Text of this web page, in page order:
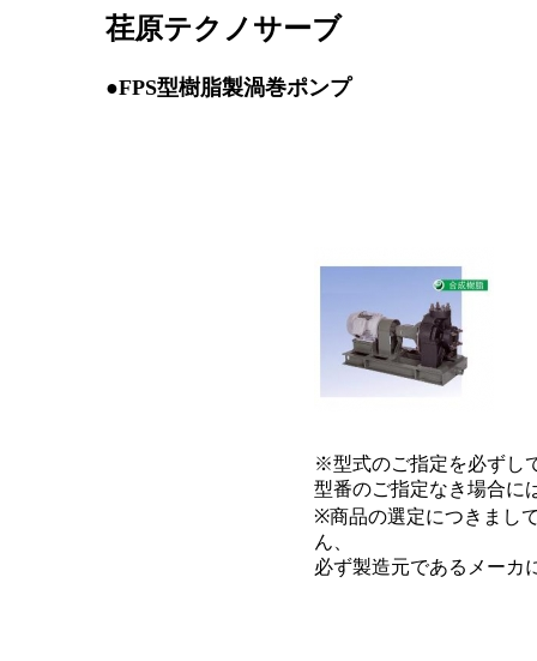
荏原テクノサーブ
●FPS型樹脂製渦巻ポンプ
※型式のご指定を必ずし
型番のご指定なき場合に
※商品の選定につきまし
ん、
必ず製造元であるメーカ